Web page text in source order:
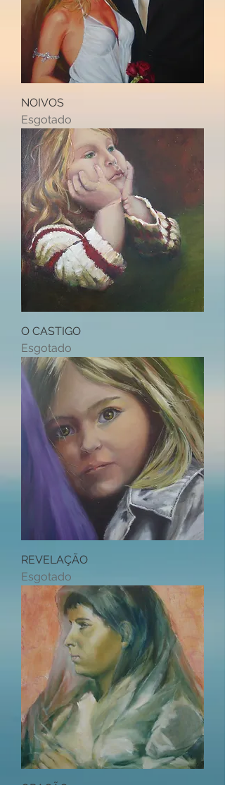
NOIVOS
Esgotado
O CASTIGO
Esgotado
REVELAÇÃO
Esgotado